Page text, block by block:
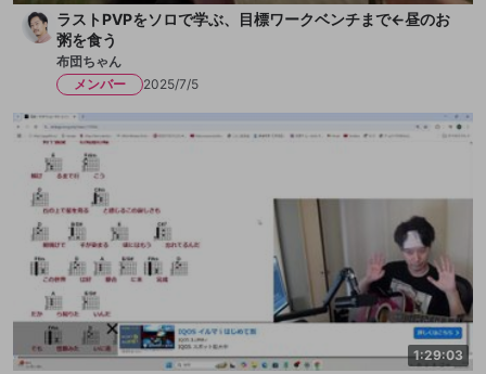
ラストPVPをソロで学ぶ、目標ワークベンチまで←昼のお
粥を食う
布団ちゃん
メンバー
2025/7/5
1:29:03